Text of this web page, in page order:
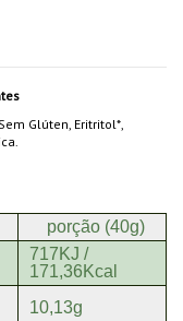
Glúten, Eritritol*,
porção (40g)
717KJ /
171,36Kcal
10,13g